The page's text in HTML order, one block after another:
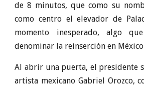
de 8 minutos, que como su
como centro el elevador de
momento inesperado, algo
denominar la reinserción en
Al abrir una puerta, el presidente
artista mexicano Gabriel Orozco,